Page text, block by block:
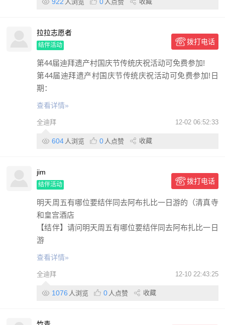
人浏览 人点赞
拉拉志愿者
结伴活动 拨打电话
第44届迪拜遗产村国庆节传统庆祝活动可免费参加!
第44届迪拜遗产村国庆节传统庆祝活动可免费参加!日
期：
查看详情»
全迪拜 12-02 06:52:33
604 人浏览 0 人点赞 收藏
jim
结伴活动 拨打电话
明天周五有哪位要结伴同去阿布扎比一日游的（清真寺
和皇宫酒店
【结伴】请问明天周五有哪位要结伴同去阿布扎比一日
游
查看详情»
全迪拜 12-10 22:43:25
1076 人浏览 0 人点赞 收藏